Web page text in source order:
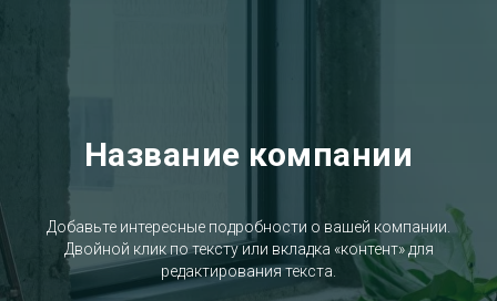
Название компании
Добавьте интересные подробности о вашей компании.
Двойной клик по тексту или вкладка «контент» для
редактирования текста.